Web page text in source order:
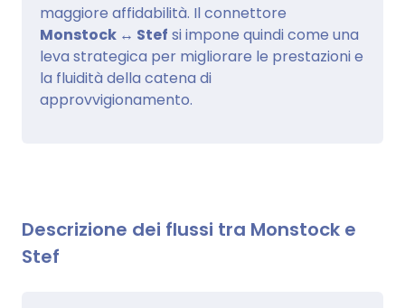
maggiore affidabilità. Il connettore
Monstock ↔ Stef si impone quindi come una
leva strategica per migliorare le prestazioni e
la fluidità della catena di
approvvigionamento.
Descrizione dei flussi tra Monstock e
Stef